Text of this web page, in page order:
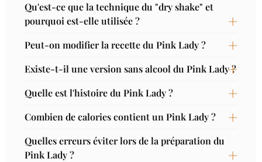
Qu'est-ce que la technique du "dry shake" et
pourquoi est-elle utilisée ?
Peut-on modifier la recette du Pink Lady ?
Existe-t-il une version sans alcool du Pink Lady ?
Quelle est l'histoire du Pink Lady ?
Combien de calories contient un Pink Lady ?
Quelles erreurs éviter lors de la préparation du
Pink Lady ?